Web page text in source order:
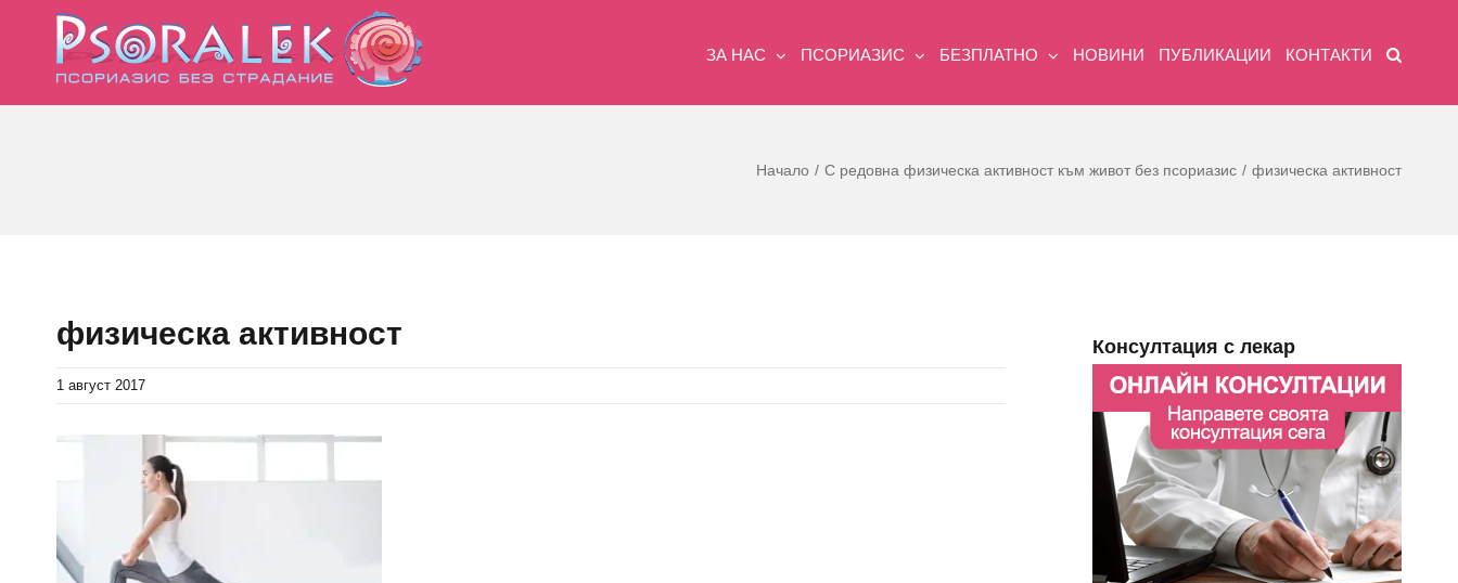
ЗА НАС ПСОРИАЗИС БЕЗПЛАТНО НОВИНИ ПУБЛИКАЦИИ КОНТАКТИ
Начало С редовна физическа активност към живот без псориазис физическа активност
физическа активност
1 август 2017
Консултация с лекар